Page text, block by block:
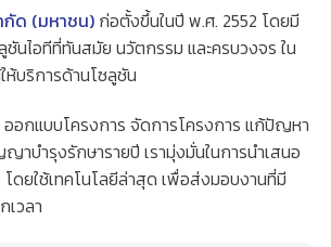
กัด (มหาชน) ก่อตั้งขึ้นในปี พ.ศ. 2552 โดยมี
นไอทีที่ทันสมัย นวัตกรรม และครบวงจร ใน
ห้บริการด้านโซลูชัน
ออกแบบโครงการ จัดการโครงการ แก้ปัญหา
าบำรุงรักษารายปี เรามุ่งมั่นในการนำเสนอ
ดยใช้เทคโนโลยีล่าสุด เพื่อส่งมอบงานที่มี
วลา